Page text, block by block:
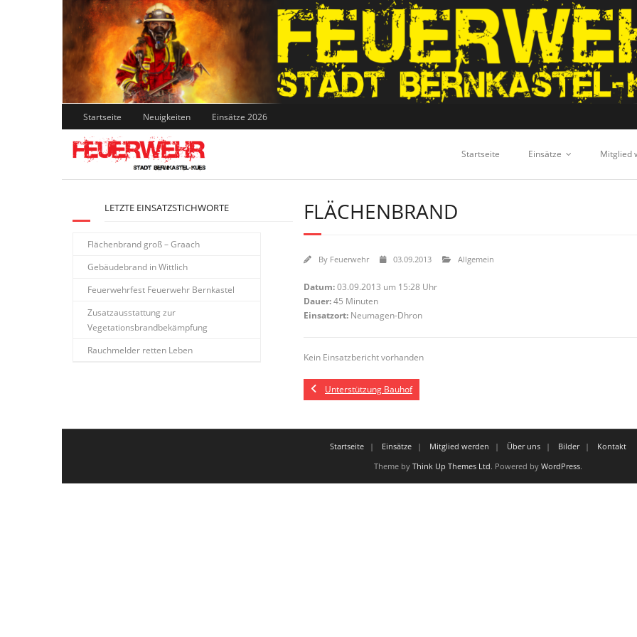
Skip
to
content
Startseite Neuigkeiten Einsätze 2026
Startseite Einsätze Mitglied
FLÄCHENBRAND
By Feuerwehr 03.09.2013 Allgemein
Datum:03.09.2013 um 15:28 Uhr
Dauer:45 Minuten
Einsatzort: Neumagen-Dhron
Kein Einsatzbericht vorhanden
Unterstützung Bauhof
LETZTE EINSATZSTICHWORTE
Flächenbrand groß – Graach
Gebäudebrand in Wittlich
Feuerwehrfest Feuerwehr Bernkastel
Zusatzausstattung zur
Vegetationsbrandbekämpfung
Rauchmelder retten Leben
Startseite Einsätze Mitglied werden Über uns Bilder
Kontakt
Theme by Think Up Themes Ltd. Powered by WordPress.